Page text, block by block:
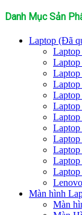
Danh Mục Sản
Laptop (Đã
Laptop
Laptop
Laptop
Laptop
Màn hình
Màn